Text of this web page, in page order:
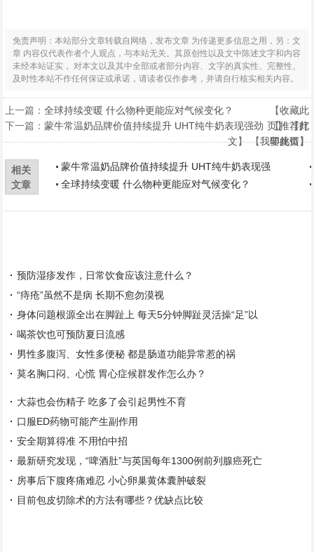
免责声明：本站部分文章转载自网络，发布文章 为传递更多信息之用，另：文
章 内容仅代表作者个人观点，与本站无关。其原创性以及文中陈述文字和内容
未经本站证实， 对本文以及其中全部或者部分内容、文字的真实性、完整性、
及时性本站不作任何保证或承诺，请读者仅作参考，并请自行核实相关内容。
上一篇：全球持续变暖 什么物种更能应对气候变化？
下一篇：蒙牛常温奶品牌价值持续提升 UHT纯牛奶表现强劲
【收藏此
页】 【打
印此页】
【推荐此
文】 【我要挑错】
相关
文章
蒙牛常温奶品牌价值持续提升 UHT纯牛奶表现强
全球持续变暖 什么物种更能应对气候变化？
预防湿疹发作，日常饮食应该注意什么？
“痔疮”虽然不是病 长期不愈勿漠视
身体问题根源全出在脚趾上 每天5分钟脚趾灵活操“足”以
喝茶饮也可预防夏日流感
男性多腹泻、女性多便秘 都是肠道功能异常惹的祸
莫名胸口闷、心慌 胃心症候群发作怎么办？
大蒜也会伤精子 吃多了会引起男性不育
口服ED药物可能产生副作用
安全期算得准 不用怕中招
最新研究发现，“啤酒肚”与英国每年1300例前列腺癌死亡
房事后下腹疼痛难忍 小心卵巢黄体囊肿破裂
目前包皮切除术的方法有哪些？优缺点比较